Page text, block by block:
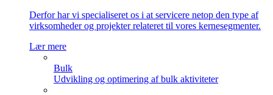
Derfor har vi specialiseret os i at servicere netop den type af
virksomheder og projekter relateret til vores kernesegmenter.
Lær mere
Bulk
Udvikling og optimering af bulk aktiviteter